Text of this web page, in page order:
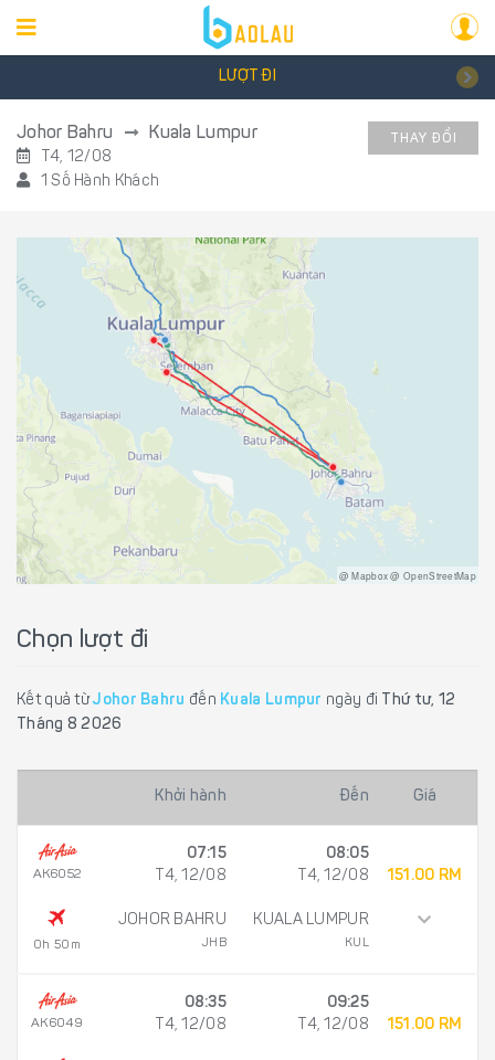
LƯỢT ĐI
Johor Bahru Kuala Lumpur
T4, 12/08
1 Số Hành Khách
THAY ĐỔI
@ Mapbox @ OpenStreetMap
Chọn lượt đi
Kết quả từJohor Bahru đến Kuala Lumpur ngày đi
Thứ tư, 12
Tháng 8 2026
Khởi hành Đến Giá
AK6052
0h 50m
07:15
T4, 12/08
JOHOR BAHRU
JHB
08:05
T4, 12/08
KUALA LUMPUR
KUL
151.00 RM
AK6049
08:35
T4, 12/08
09:25
T4, 12/08
151.00 RM